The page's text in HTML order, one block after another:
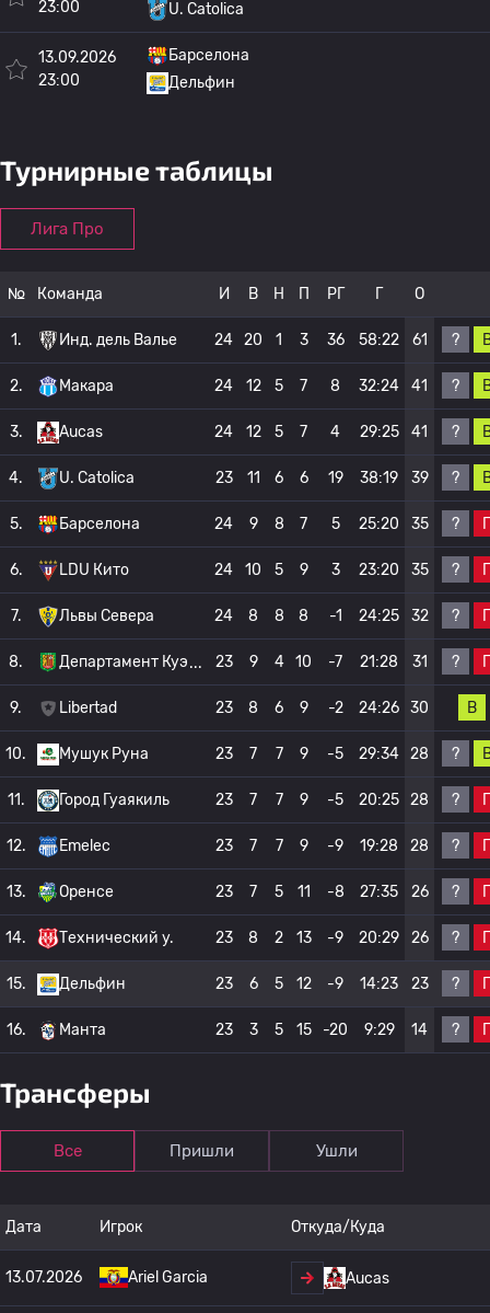
23:00 U. Catolica
13.09.2026
23:00
Барселона
Дельфин
Турнирные таблицы
Лига Про
№ Команда И В Н П РГ Г О
1. Инд. дель Валье 24 20 1 3 36 58:22 61 ?
2. Макара 24 12 5 7 8 32:24 41 ?
3. Aucas 24 12 5 7 4 29:25 41 ?
4. U. Catolica 23 11 6 6 19 38:19 39 ?
5. Барселона 24 9 8 7 5 25:20 35 ?
6. LDU Кито 24 10 5 9 3 23:20 35 ?
7. Львы Севера 24 8 8 8 -1 24:25 32 ?
8. Департамент Куэ 23 9 4 10 -7 21:28 31 ?
9. Libertad 23 8 6 9 -2 24:26 30 В
10. Мушук Руна 23 7 7 9 -5 29:34 28 ?
11. Город Гуаякиль 23 7 7 9 -5 20:25 28 ?
12. Emelec 23 7 7 9 -9 19:28 28 ?
13. Оренсе 23 7 5 11 -8 27:35 26 ?
14. Технический у. 23 8 2 13 -9 20:29 26 ?
15. Дельфин 23 6 5 12 -9 14:23 23 ?
16. Манта 23 3 5 15 -20 9:29 14 ?
Трансферы
Все Пришли Ушли
Дата Игрок Откуда/Куда
13.07.2026 Ariel Garcia Aucas